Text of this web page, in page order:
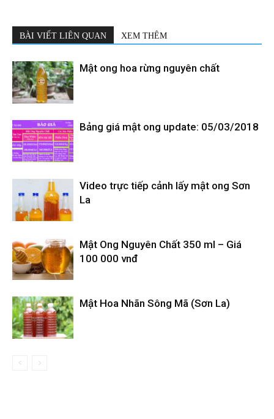
BÀI VIẾT LIÊN QUAN XEM THÊM
Mật ong hoa rừng nguyên chất
Bảng giá mật ong update: 05/03/2018
Video trực tiếp cảnh lấy mật ong Sơn
La
Mật Ong Nguyên Chất 350 ml – Giá
100 000 vnđ
Mật Hoa Nhãn Sông Mã (Sơn La)